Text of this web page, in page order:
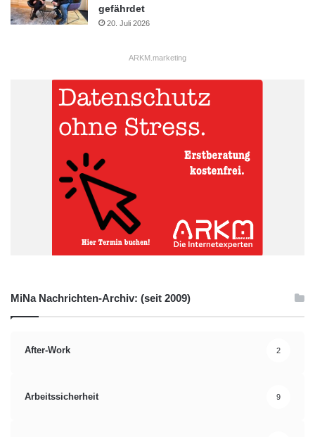
gefährdet
20. Juli 2026
ARKM.marketing
MiNa Nachrichten-Archiv: (seit 2009)
After-Work 2
Arbeitssicherheit 9